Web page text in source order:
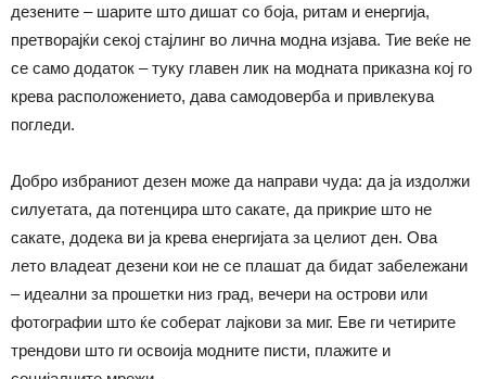
дезените – шарите што дишат со боја, ритам и енергија,
претворајќи секој стајлинг во лична модна изјава. Тие веќе не
се само додаток – туку главен лик на модната приказна кој го
крева расположението, дава самодоверба и привлекува
погледи.
Добро избраниот дезен може да направи чуда: да ја издолжи
силуетата, да потенцира што сакате, да прикрие што не
сакате, додека ви ја крева енергијата за целиот ден. Ова
лето владеат дезени кои не се плашат да бидат забележани
– идеални за прошетки низ град, вечери на острови или
фотографии што ќе соберат лајкови за миг. Еве ги четирите
трендови што ги освоија модните писти, плажите и